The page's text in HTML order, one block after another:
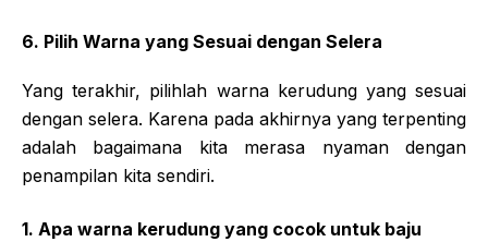
6. Pilih Warna yang Sesuai dengan Selera
Yang terakhir, pilihlah warna kerudung yang sesuai
dengan selera. Karena pada akhirnya yang terpenting
adalah bagaimana kita merasa nyaman dengan
penampilan kita sendiri.
1. Apa warna kerudung yang cocok untuk baju